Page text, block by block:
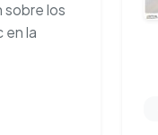
sobre los
en la